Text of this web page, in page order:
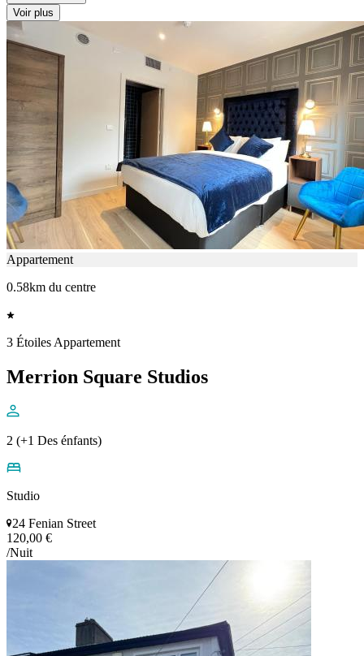
Voir plus
Appartement
0.58km du centre
3 Étoiles Appartement
Merrion Square Studios
2 (+1 Des énfants)
Studio
24 Fenian Street
120,00 €
/Nuit